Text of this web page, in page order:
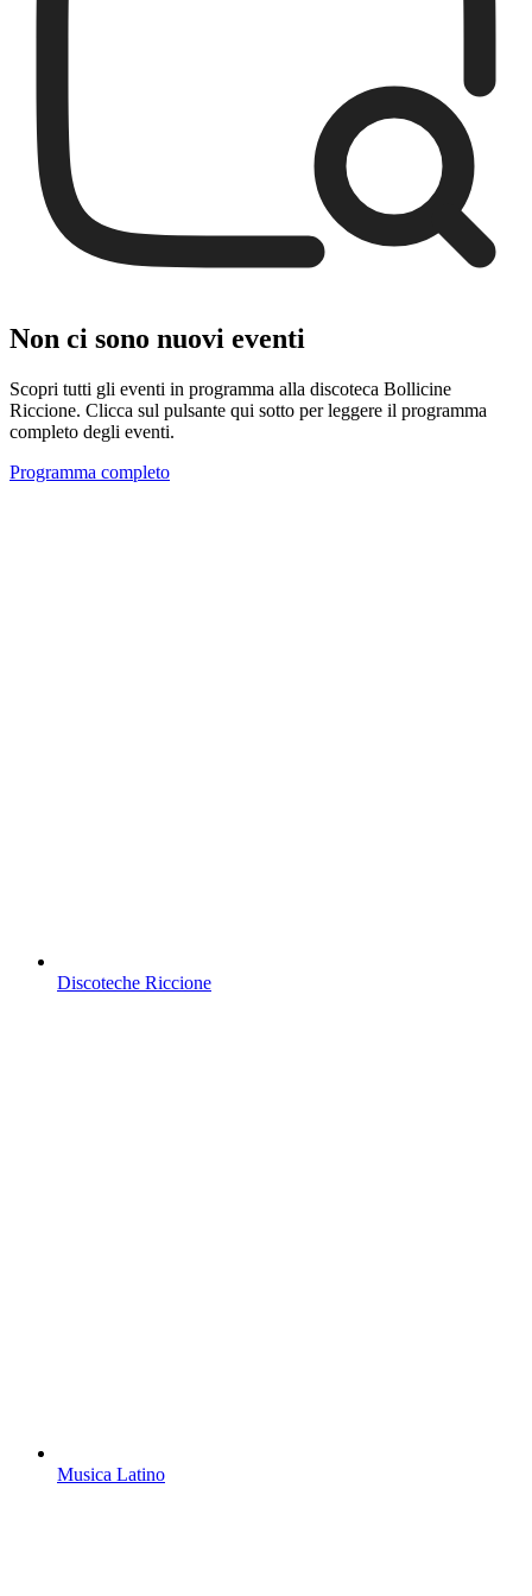
Non ci sono nuovi eventi
Scopri tutti gli eventi in programma alla discoteca Bollicine
Riccione. Clicca sul pulsante qui sotto per leggere il programma
completo degli eventi.
Programma completo
Discoteche Riccione
Musica Latino